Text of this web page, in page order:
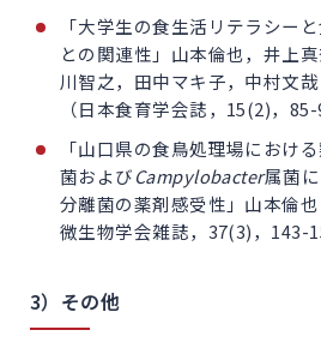
「大学生の食生活リテラシー
との関連性」山本倫也，井上
川智之，田中マキ子，中村文
（日本食育学会誌，15(2)，85-
「山口県の食鳥処理場におけ
菌およびCampylobacter属菌
分離菌の薬剤感受性」山本倫
微生物学会雑誌，37(3)，143-
3）その他